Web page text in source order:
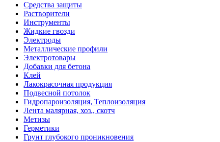
Средства защиты
Растворители
Инструменты
Жидкие гвозди
Электроды
Металлические профили
Электротовары
Добавки для бетона
Клей
Лакокрасочная продукция
Подвесной потолок
Гидропароизоляция, Теплоизоляция
Лента малярная, хоз., скотч
Метизы
Герметики
Грунт глубокого проникновения